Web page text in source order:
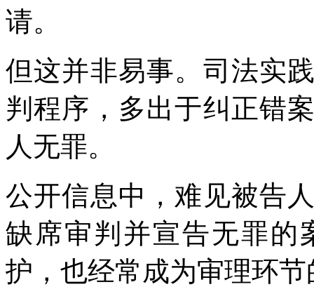
请。
但这并非易事。司法实
判程序，多出于纠正错
人无罪。
公开信息中，难见被告
缺席审判并宣告无罪的
护，也经常成为审理环节